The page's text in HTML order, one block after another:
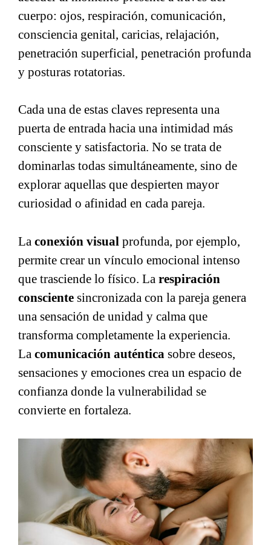
cuerpo: ojos, respiración, comunicación,
consciencia genital, caricias, relajación,
penetración superficial, penetración profunda
y posturas rotatorias.
Cada una de estas claves representa una
puerta de entrada hacia una intimidad más
consciente y satisfactoria. No se trata de
dominarlas todas simultáneamente, sino de
explorar aquellas que despierten mayor
curiosidad o afinidad en cada pareja.
La conexión visual profunda, por ejemplo,
permite crear un vínculo emocional intenso
que trasciende lo físico. La respiración
consciente sincronizada con la pareja genera
una sensación de unidad y calma que
transforma completamente la experiencia.
La comunicación auténtica sobre deseos,
sensaciones y emociones crea un espacio de
confianza donde la vulnerabilidad se
convierte en fortaleza.